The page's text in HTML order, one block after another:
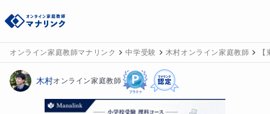
オンライン家庭教師マナリンク 中学受験 木村オンライン家庭教師
木村オンライン家庭教師